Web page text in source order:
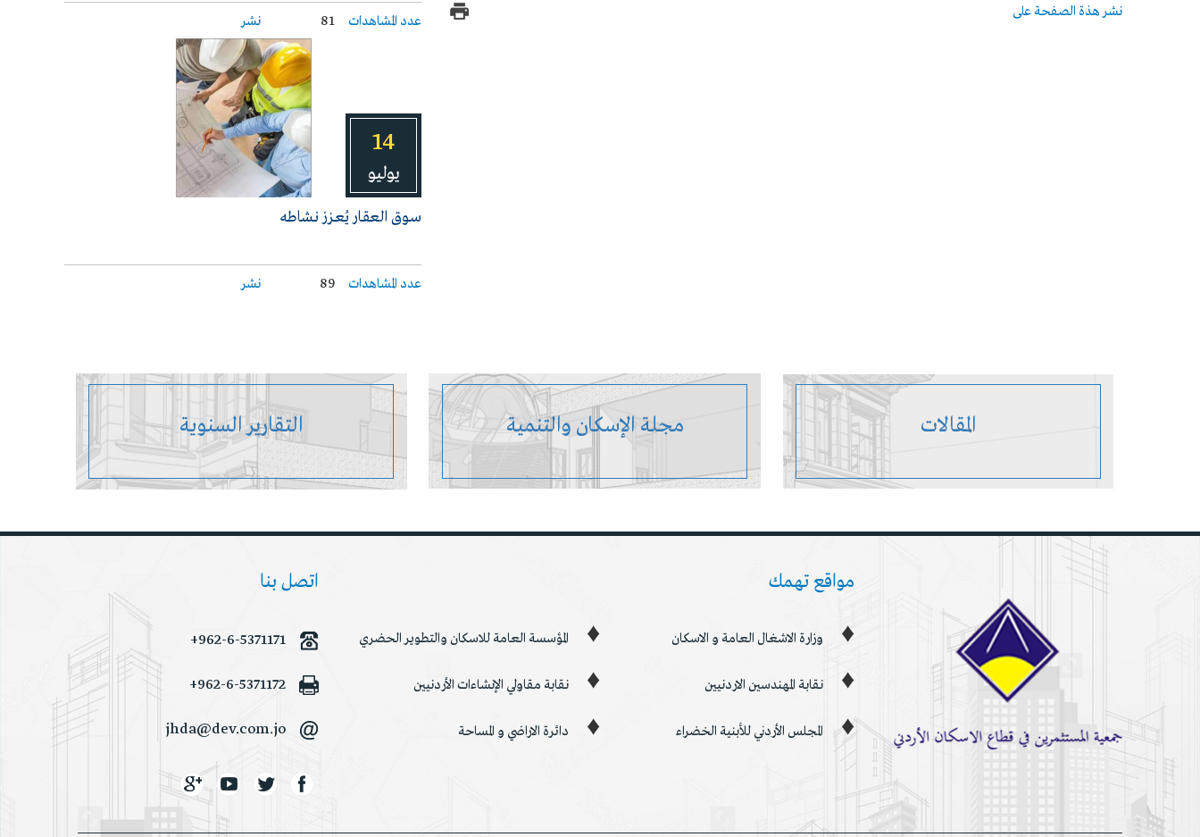
نشر هذة الصفحة على
نشر عدد المشاهدات 81
14
يوليو
سـوق العقـار يُعـزز نـشاطه
نشر عدد المشاهدات 89
التقارير السنوية مجلة الإسكان والتنمية المقالات
مواقع تهمك
وزارة الاشغال العامة و الاسكان المؤسسة العامة للاسكان والتطوير الحضري
نقابة المهندسين الاردنيين نقابة مقاولي الإنشاءات الأردنيين
المجلس الأردني للأبنية الخضراء دائرة الاراضي و المساحة
اتصل بنا
+962-6-5371171
+962-6-5371172
jhda@dev.com.jo